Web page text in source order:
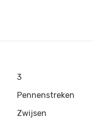
3
Pennenstreken
Zwijsen